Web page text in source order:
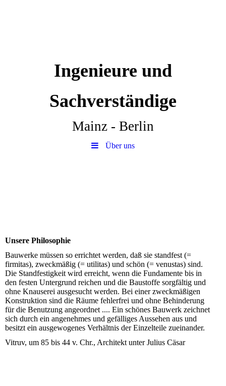
Ingenieure und
Sachverständige
Mainz - Berlin
Über uns
Unsere Philosophie
Bauwerke müssen so errichtet werden, daß sie standfest (=
firmitas), zweckmäßig (= utilitas) und schön (= venustas) sind.
Die Standfestigkeit wird erreicht, wenn die Fundamente bis in
den festen Untergrund reichen und die Baustoffe sorgfältig und
ohne Knauserei ausgesucht werden. Bei einer zweckmäßigen
Konstruktion sind die Räume fehlerfrei und ohne Behinderung
für die Benutzung angeordnet .... Ein schönes Bauwerk zeichnet
sich durch ein angenehmes und gefälliges Aussehen aus und
besitzt ein ausgewogenes Verhältnis der Einzelteile zueinander.
Vitruv, um 85 bis 44 v. Chr., Architekt unter Julius Cäsar